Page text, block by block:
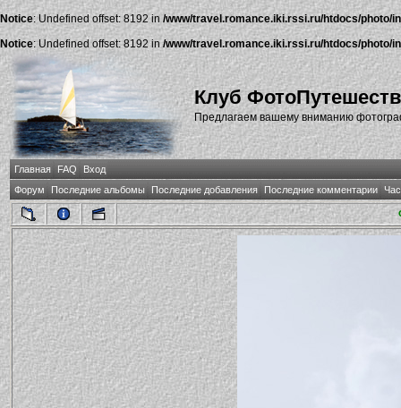
Notice: Undefined offset: 8192 in /www/travel.romance.iki.rssi.ru/htdocs/photo/
Notice: Undefined offset: 8192 in/www/travel.romance.iki.rssi.ru/htdocs/photo/
Клуб
Предлагаем вашему вниманию
Главная FAQ
Вход
Форум
Последние альбомы Последние добавления Последние комментарии